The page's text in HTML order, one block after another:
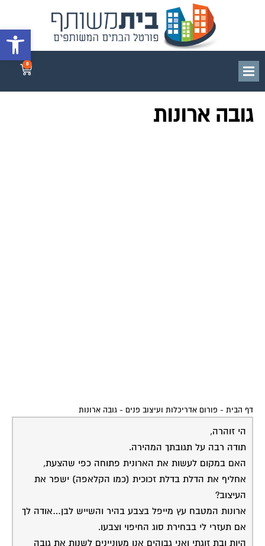
פתח
0
גובה ארונות
דף הבית - פורום אדריכלות ועיצוב פנים - גובה ארונות
הי זוהרה,
תודה רבה על תגובתך המהירה.
האם במקום לעשות את הארונית פתוחה כפי שהצעת,
אחליף את הדלת בדלת זכוכית (כמו הקלאפה) ישפר את
העיצוב?
ארונות המטבח עץ מייפל בצבע בהיר והשייש לבן…אודה לך
אם תעזרי לי בבחירת סוג החיפוי וצבעו.
היות ובת זוגתי ואני גבוהים אנו מעוניינים לשנות את גובה